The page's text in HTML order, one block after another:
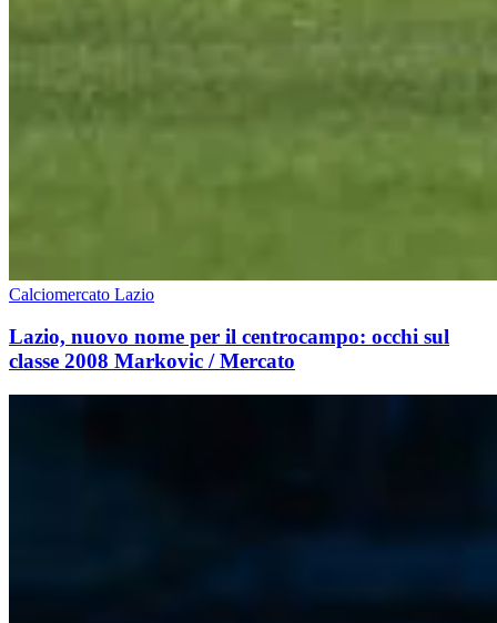
Calciomercato Lazio
Lazio, nuovo nome per il centrocampo: occhi sul
classe 2008 Markovic / Mercato